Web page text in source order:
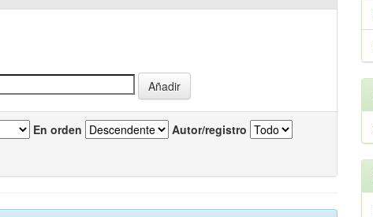
En orden Autor/registro